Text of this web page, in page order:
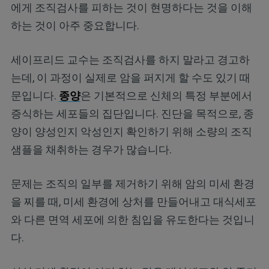
에게 조직검사를 피하는 것이 현명하다는 것을 이해
하는 것이 아주 중요합니다.
세이프리드 교수는 조직검사를 하지 말라고 경고하
는데, 이 과정이 실제로 암을 퍼지게 할 수도 있기 때
문입니다. 종양은 기본적으로 신체의 특정 부분에서
증식하는 세포들의 집단입니다. 진단을 목적으로, 종
양이 양성인지 악성인지 확인하기 위해 소량의 조직
샘플을 채취하는 경우가 많습니다.
문제는 조직의 일부를 제거하기 위해 암의 미세 환경
을 찌를 때, 미세 환경에 상처를 만들어내고 대식세포
와 다른 면역 세포에 의한 침입을 유도한다는 것입니
다.